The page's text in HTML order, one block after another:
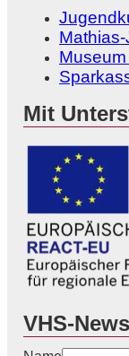
Mit
VHS-